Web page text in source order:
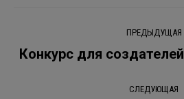
Навигация
по
ПРЕДЫДУЩАЯ
Конкурс для
СЛЕДУЮЩАЯ